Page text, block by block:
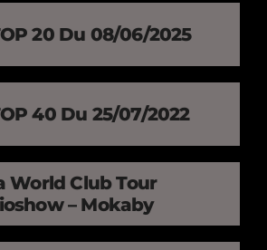
Le TOP 20 Du 08/06/2025
40 Du 25/07/2022
World Club Tour
– Mokaby